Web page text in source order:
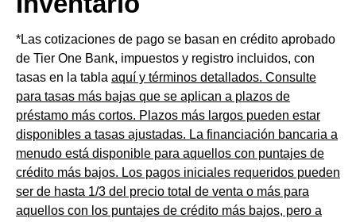
*Las cotizaciones de pago se basan en crédito aprobado
de Tier One Bank, impuestos y registro incluidos, con
tasas en la tabla aquí y términos detallados. Consulte
para tasas más bajas que se aplican a plazos de
préstamo más cortos. Plazos más largos pueden estar
disponibles a tasas ajustadas. La financiación bancaria a
menudo está disponible para aquellos con puntajes de
crédito más bajos. Los pagos iniciales requeridos pueden
ser de hasta 1/3 del precio total de venta o más para
aquellos con los puntajes de crédito más bajos, pero a